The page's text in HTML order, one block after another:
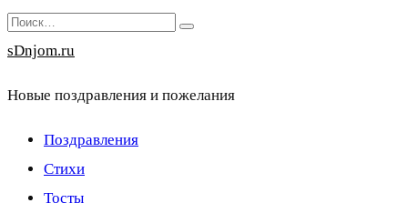
Перейти
к
Search
for:
sDnjom.ru
Новые поздравления и пожелания
Поздравления
Стихи
Тосты